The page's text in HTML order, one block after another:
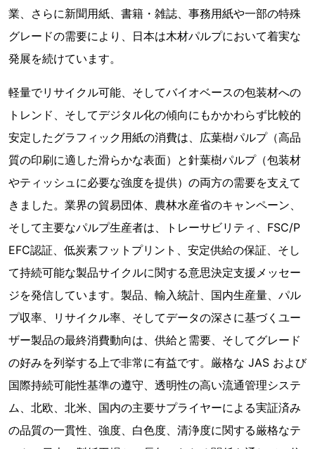
業、さらに新聞用紙、書籍・雑誌、事務用紙や一部の特殊
グレードの需要により、日本は木材パルプにおいて着実な
発展を続けています。
軽量でリサイクル可能、そしてバイオベースの包装材への
トレンド、そしてデジタル化の傾向にもかかわらず比較的
安定したグラフィック用紙の消費は、広葉樹パルプ（高品
質の印刷に適した滑らかな表面）と針葉樹パルプ（包装材
やティッシュに必要な強度を提供）の両方の需要を支えて
きました。業界の貿易団体、農林水産省のキャンペーン、
そして主要なパルプ生産者は、トレーサビリティ、FSC/P
EFC認証、低炭素フットプリント、安定供給の保証、そし
て持続可能な製品サイクルに関する意思決定支援メッセー
ジを発信しています。製品、輸入統計、国内生産量、パル
プ収率、リサイクル率、そしてデータの深さに基づくユー
ザー製品の最終消費動向は、供給と需要、そしてグレード
の好みを列挙する上で非常に有益です。厳格な JAS および
国際持続可能性基準の遵守、透明性の高い流通管理システ
ム、北欧、北米、国内の主要サプライヤーによる実証済み
の品質の一貫性、強度、白色度、清浄度に関する厳格なテ